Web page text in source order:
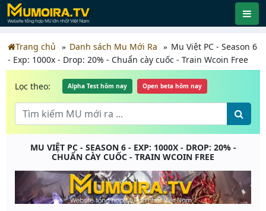
Trang chủ Danh sách Mu Mới Ra
Mu Việt PC - Season 6
- Exp: 1000x - Drop: 20% - Chuẩn cày cuốc - Train Wcoin Free
Lọc theo: Alpha Test hôm nay Open beta hôm nay
MU VIỆT PC - SEASON 6 - EXP: 1000X - DROP: 20% -
CHUẨN CÀY CUỐC - TRAIN WCOIN FREE